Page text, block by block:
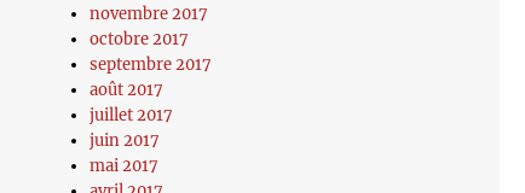
novembre 2017
octobre 2017
septembre 2017
août 2017
juillet 2017
juin 2017
mai 2017